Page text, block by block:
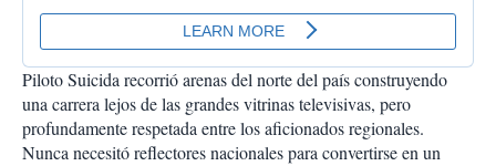
Piloto Suicida recorrió arenas del norte del país construyendo
una carrera lejos de las grandes vitrinas televisivas, pero
profundamente respetada entre los aficionados regionales.
Nunca necesitó reflectores nacionales para convertirse en un